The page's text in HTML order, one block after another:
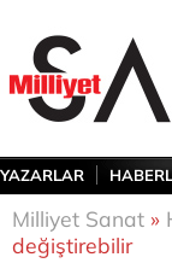
YAZARLAR
Milliyet Sanat »
değiştirebilir